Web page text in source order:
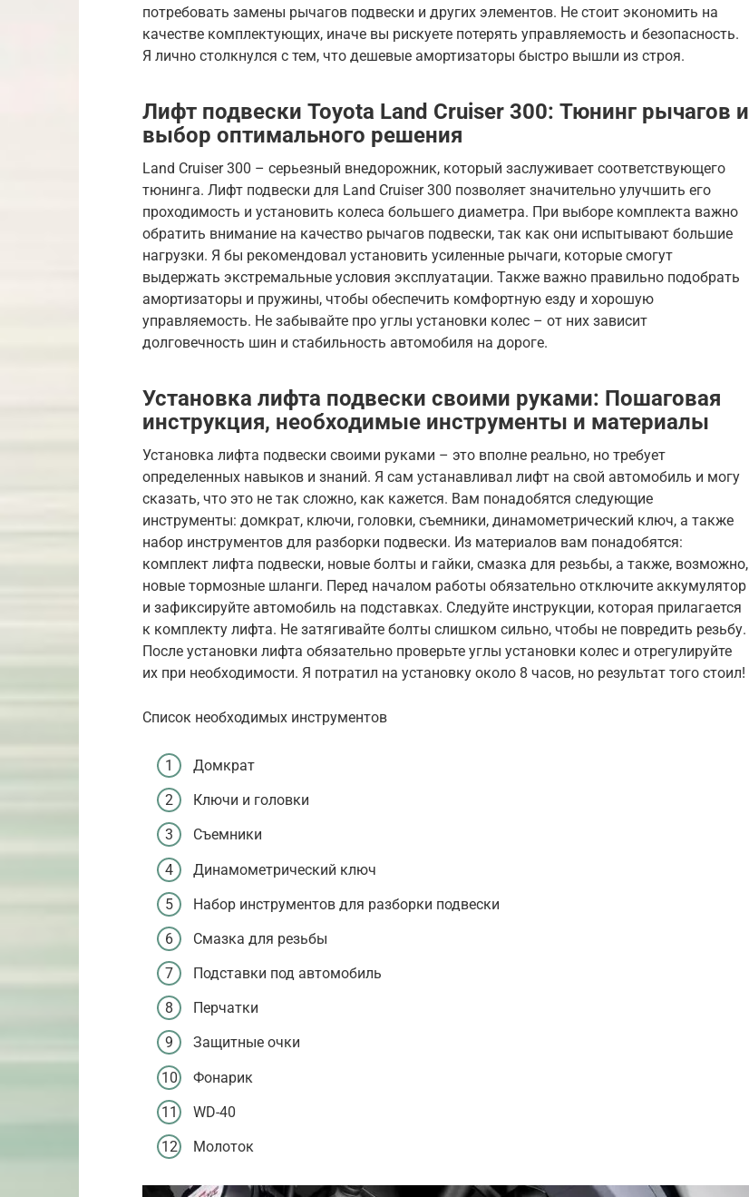
потребовать замены рычагов подвески и других элементов. Не стоит экономить на
качестве комплектующих, иначе вы рискуете потерять управляемость и безопасность.
Я лично столкнулся с тем, что дешевые амортизаторы быстро вышли из строя.
Лифт подвески Toyota Land Cruiser 300: Тюнинг рычагов и
выбор оптимального решения
Land Cruiser 300 – серьезный внедорожник, который заслуживает соответствующего
тюнинга. Лифт подвески для Land Cruiser 300 позволяет значительно улучшить его
проходимость и установить колеса большего диаметра. При выборе комплекта важно
обратить внимание на качество рычагов подвески, так как они испытывают большие
нагрузки. Я бы рекомендовал установить усиленные рычаги, которые смогут
выдержать экстремальные условия эксплуатации. Также важно правильно подобрать
амортизаторы и пружины, чтобы обеспечить комфортную езду и хорошую
управляемость. Не забывайте про углы установки колес – от них зависит
долговечность шин и стабильность автомобиля на дороге.
Установка лифта подвески своими руками: Пошаговая
инструкция, необходимые инструменты и материалы
Установка лифта подвески своими руками – это вполне реально, но требует
определенных навыков и знаний. Я сам устанавливал лифт на свой автомобиль и могу
сказать, что это не так сложно, как кажется. Вам понадобятся следующие
инструменты: домкрат, ключи, головки, съемники, динамометрический ключ, а также
набор инструментов для разборки подвески. Из материалов вам понадобятся:
комплект лифта подвески, новые болты и гайки, смазка для резьбы, а также, возможно,
новые тормозные шланги. Перед началом работы обязательно отключите аккумулятор
и зафиксируйте автомобиль на подставках. Следуйте инструкции, которая прилагается
к комплекту лифта. Не затягивайте болты слишком сильно, чтобы не повредить резьбу.
После установки лифта обязательно проверьте углы установки колес и отрегулируйте
их при необходимости. Я потратил на установку около 8 часов, но результат того стоил!
Список необходимых инструментов
Домкрат
Ключи и головки
Съемники
Динамометрический ключ
Набор инструментов для разборки подвески
Смазка для резьбы
Подставки под автомобиль
Перчатки
Защитные очки
Фонарик
WD-40
Молоток